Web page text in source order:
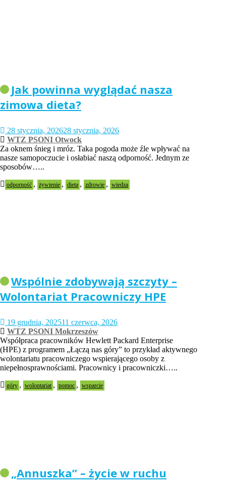
Jak powinna wyglądać nasza
zimowa dieta?
28 stycznia, 202628 stycznia, 2026
WTZ PSONI Otwock
Za oknem śnieg i mróz. Taka pogoda może źle wpływać na
nasze samopoczucie i osłabiać naszą odporność. Jednym ze
sposobów…..
odporność , żywienie , dieta , zdrowie , wiedza
Wspólnie zdobywają szczyty –
Wolontariat Pracowniczy HPE
19 grudnia, 202511 czerwca, 2026
WTZ PSONI Mokrzeszów
Współpraca pracowników Hewlett Packard Enterprise
(HPE) z programem „Łączą nas góry” to przykład aktywnego
wolontariatu pracowniczego wspierającego osoby z
niepełnosprawnościami. Pracownicy i pracowniczki…..
góry , wolontariat , pomoc , wsparcie
„Annuszka” – życie w ruchu